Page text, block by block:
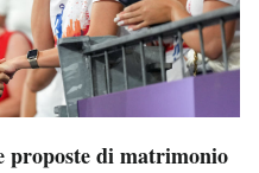
proposte di matrimonio